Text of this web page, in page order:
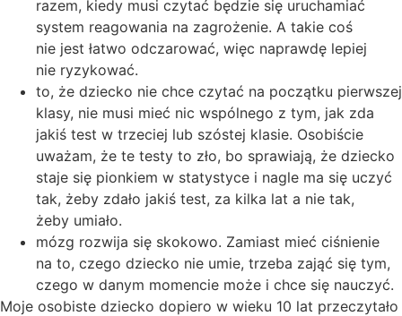
razem, kiedy musi czytać będzie się uruchamiać
system reagowania na zagrożenie. A takie coś
nie jest łatwo odczarować, więc naprawdę lepiej
nie ryzykować.
to, że dziecko nie chce czytać na początku pierwszej
klasy, nie musi mieć nic wspólnego z tym, jak zda
jakiś test w trzeciej lub szóstej klasie. Osobiście
uważam, że te testy to zło, bo sprawiają, że dziecko
staje się pionkiem w statystyce i nagle ma się uczyć
tak, żeby zdało jakiś test, za kilka lat a nie tak,
żeby umiało.
mózg rozwija się skokowo. Zamiast mieć ciśnienie
na to, czego dziecko nie umie, trzeba zająć się tym,
czego w danym momencie może i chce się nauczyć.
Moje osobiste dziecko dopiero w wieku 10 lat przeczytało